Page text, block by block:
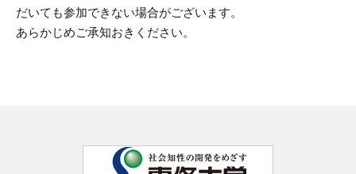
だいても参加できない場合がございます。
あらかじめご承知おきください。